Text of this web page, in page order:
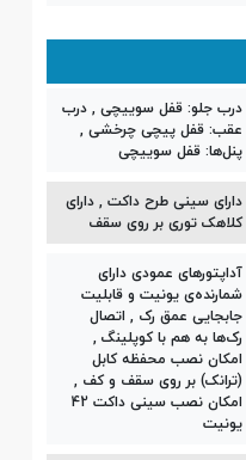
درب جلو: قفل سوییچی , درب
عقب: قفل پیچی چرخشی ,
پنل‌ها: قفل سوییچی
دارای سینی طرح داکت , دارای
کلاهک توری بر روی سقف
آداپتورهای عمودی دارای
شمارنده‌ی یونیت و قابلیت
جابجایی عمق رک , اتصال
رک‌ها به هم با کوپلینگ ,
امکان نصب محفظه کابل
(ترانک) بر روی سقف و کف ,
امکان نصب سینی داکت 42
یونیت